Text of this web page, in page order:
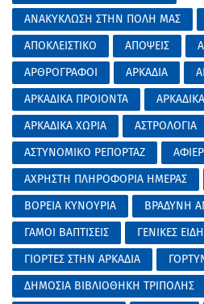
ΑΝΑΚΥΚΛΩΣΗ ΣΤΗΝ ΠΟΛΗ ΜΑΣ
ΑΠΟΚΛΕΙΣΤΙΚΟ
ΑΠΟΨΕΙΣ
ΑΡΘΡΟΓΡΑΦΟΙ
ΑΡΚΑΔΙΑ
ΑΡΚΑΔΙΚΑ ΠΡΟΙΟΝΤΑ
ΑΡΚΑΔΙΚΑ ΧΩΡΙΑ
ΑΣΤΡΟΛΟΓΙΑ
ΑΣΤΥΝΟΜΙΚΟ ΡΕΠΟΡΤΑΖ
ΑΧΡΗΣΤΗ ΠΛΗΡΟΦΟΡΙΑ ΗΜΕΡΑΣ
ΒΟΡΕΙΑ ΚΥΝΟΥΡΙΑ
ΒΡΑΔΥΝΗ
ΓΑΜΟΙ ΒΑΠΤΙΣΕΙΣ
ΓΕΝΙΚΕΣ
ΓΙΟΡΤΕΣ ΣΤΗΝ ΑΡΚΑΔΙΑ
ΔΗΜΟΣΙΑ ΒΙΒΛΙΟΘΗΚΗ ΤΡΙΠΟΛΗΣ